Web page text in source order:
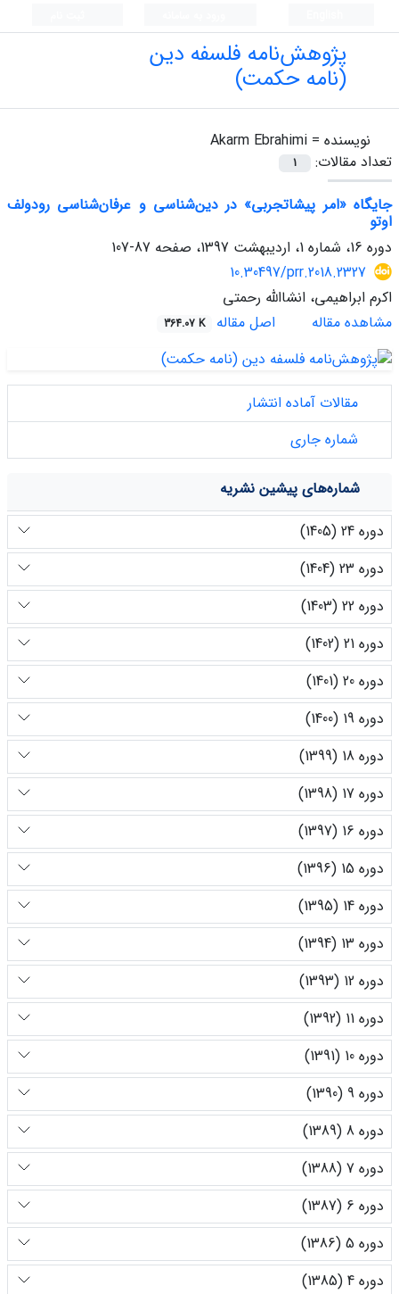
پژوهش‌نامه فلسفه دین
(نامه حکمت)
نویسنده = Akarm Ebrahimi
تعداد مقالات:
1
جایگاه «امر پیشاتجربی» در دین‌شناسی و عرفان‌شناسی رودولف
اوتو
دوره 16، شماره 1، اردیبهشت 1397، صفحه
87-107
10.30497/prr.2018.2327
اکرم ابراهیمی، انشاالله رحمتی
مشاهده مقاله
اصل مقاله 364.07 K
مقالات آماده انتشار
شماره جاری
شماره‌های پیشین نشریه
دوره 24 (1405)
دوره 23 (1404)
دوره 22 (1403)
دوره 21 (1402)
دوره 20 (1401)
دوره 19 (1400)
دوره 18 (1399)
دوره 17 (1398)
دوره 16 (1397)
دوره 15 (1396)
دوره 14 (1395)
دوره 13 (1394)
دوره 12 (1393)
دوره 11 (1392)
دوره 10 (1391)
دوره 9 (1390)
دوره 8 (1389)
دوره 7 (1388)
دوره 6 (1387)
دوره 5 (1386)
دوره 4 (1385)